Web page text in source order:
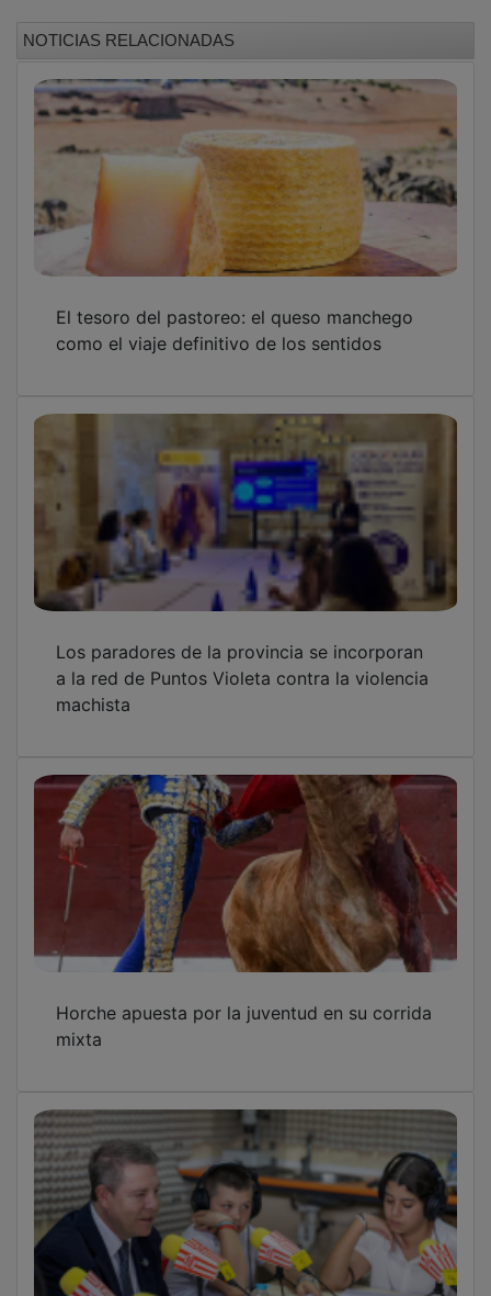
como el viaje definitivo de los sentidos
a la red de Puntos Violeta contra la violencia
machista
mixta